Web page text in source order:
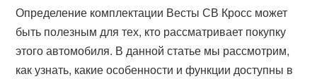
Определение комплектации Весты СВ Кросс может
быть полезным для тех, кто рассматривает покупку
этого автомобиля. В данной статье мы рассмотрим,
как узнать, какие особенности и функции доступны в